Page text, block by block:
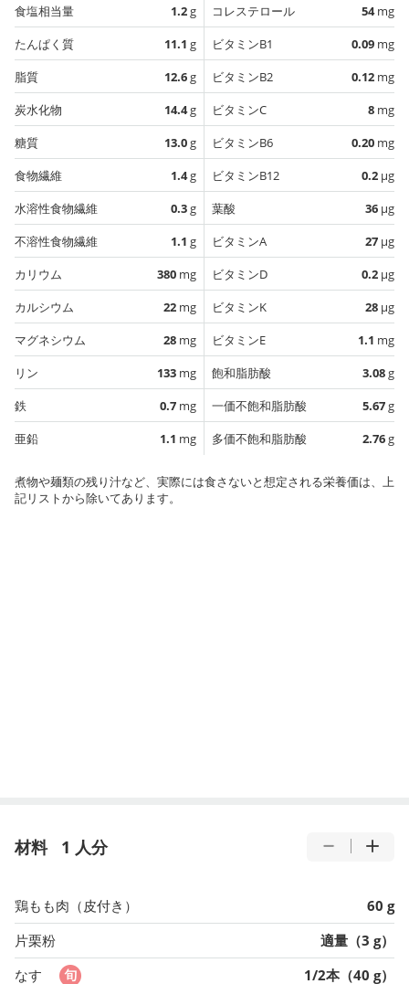
食塩相当量
1.2g
たんぱく質
11.1 g
脂質
12.6g
炭水化物
14.4g
糖質
13.0g
食物繊維
1.4g
水溶性食物繊維
0.3g
不溶性食物繊維
1.1 g
カリウム
380 mg
カルシウム
22 mg
マグネシウム
28 mg
リン
133 mg
鉄
0.7 mg
亜鉛
1.1 mg
コレステロール
54mg
ビタミンB1
0.09 mg
ビタミンB2
0.12 mg
ビタミンC
8 mg
ビタミンB6
0.20 mg
ビタミンB12
0.2 µg
葉酸
36 µg
ビタミンA
27 µg
ビタミンD
0.2 µg
ビタミンK
28 µg
ビタミンE
1.1 mg
飽和脂肪酸
3.08g
一価不飽和脂肪酸
5.67g
多価不飽和脂肪酸
2.76g
煮物や麺類の残り汁など、実際には食さないと想定される栄養価は、上
記リストから除いてあります。
材料 1 人分
鶏もも肉（皮付き）
60 g
片栗粉
適量（3 g）
なす
1/2本（40 g）